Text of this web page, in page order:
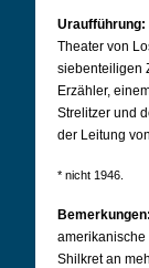
Uraufführung:
Theater von
siebenteiligen
Erzähler,
Strelitzer und
der Leitung
* nicht 1946.
Bemerkungen:
amerikanische
Shilkret an